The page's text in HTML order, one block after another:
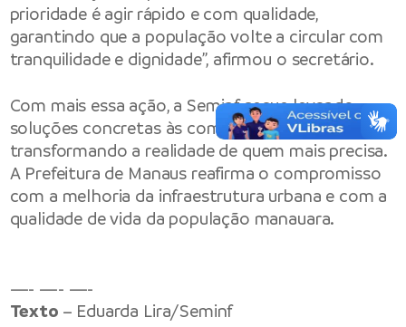
prioridade é agir rápido e com qualidade,
garantindo que a população volte a circular com
tranquilidade e dignidade”, afirmou o secretário.
Com mais essa ação, a Seminf segue levando
soluções concretas às comunidades e
transformando a realidade de quem mais precisa.
A Prefeitura de Manaus reafirma o compromisso
com a melhoria da infraestrutura urbana e com a
qualidade de vida da população manauara.
—- —- —-
Texto – Eduarda Lira/Seminf